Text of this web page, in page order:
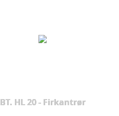
BT. HL 20 - Firkantrør